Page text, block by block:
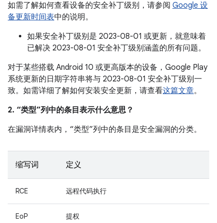
如需了解如何查看设备的安全补丁级别，请参阅 Google 设
备更新时间表中的说明。
如果安全补丁级别是 2023-08-01 或更新，就意味着
已解决 2023-08-01 安全补丁级别涵盖的所有问题。
对于某些搭载 Android 10 或更高版本的设备，Google Play
系统更新的日期字符串将与 2023-08-01 安全补丁级别一
致。如需详细了解如何安装安全更新，请查看这篇文章。
2. “类型”列中的条目表示什么意思？
在漏洞详情表内，“类型”列中的条目是安全漏洞的分类。
缩写词 定义
RCE 远程代码执行
EoP 提权